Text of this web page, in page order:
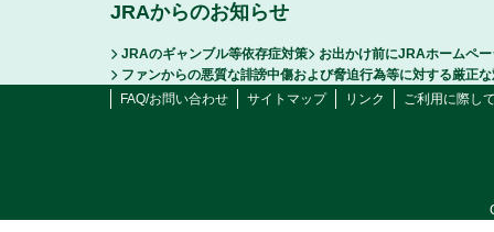
JRAからのお知らせ
JRAのギャンブル等依存症対策
お出かけ前にJRAホームペ
ファンからの悪質な誹謗中傷および脅迫行為等に対する厳正
FAQ/お問い合わせ
サイトマップ リンク ご利用に際し